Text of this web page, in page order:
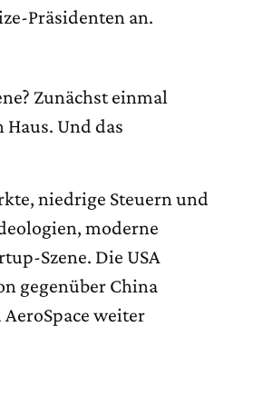
Präsidenten an.
Zunächst einmal
Und das
niedrige Steuern und
moderne
Szene. Die USA
gegenüber China
weiter